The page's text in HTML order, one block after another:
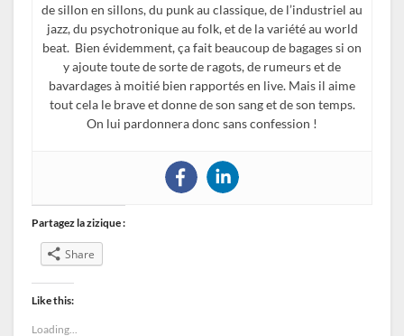
de sillon en sillons, du punk au classique, de l’industriel au
jazz, du psychotronique au folk, et de la variété au world
beat. Bien évidemment, ça fait beaucoup de bagages si on
y ajoute toute de sorte de ragots, de rumeurs et de
bavardages à moitié bien rapportés en live. Mais il aime
tout cela le brave et donne de son sang et de son temps.
On lui pardonnera donc sans confession !
Partagez la zizique :
Share
Like this:
Loading...